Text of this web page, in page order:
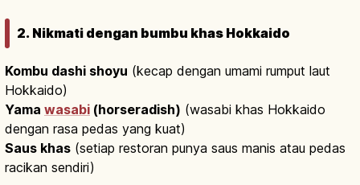
2. Nikmati dengan bumbu khas Hokkaido
Kombu dashi shoyu (kecap dengan umami rumput laut
Hokkaido)
Yama wasabi (horseradish) (wasabi khas Hokkaido
dengan rasa pedas yang kuat)
Saus khas (setiap restoran punya saus manis atau pedas
racikan sendiri)